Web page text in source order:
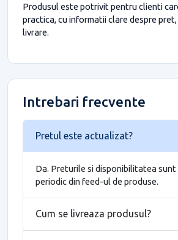
Produsul este potrivit pentru clienti
practica, cu informatii clare despre
livrare.
Intrebari frecvente
Pretul este actualizat?
Da. Preturile si disponibilitatea
periodic din feed-ul de produse.
Cum se livreaza produsul?